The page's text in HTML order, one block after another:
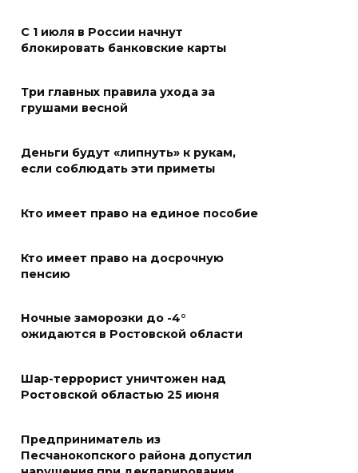
Судьба аварийного особняка
в донской столице
«Метеор» «Андрей Байков»
07 августа 2026 18:25
07 августа 2026 17:48
На Дону обсудили
взаимодействие участников
период ЕДГ-2026
В Ростове доходный дом
Садовой, 94, обследуют
специалисты
С 1 июля в России начнут
блокировать банковские карты
Три главных правила ухода за
грушами весной
Деньги будут «липнуть» к рукам,
если соблюдать эти приметы
Кто имеет право на единое пособие
Кто имеет право на досрочную
пенсию
Ночные заморозки до -4°
ожидаются в Ростовской области
Шар-террорист уничтожен над
Ростовской областью 25 июня
Предприниматель из
Песчанокопского района допустил